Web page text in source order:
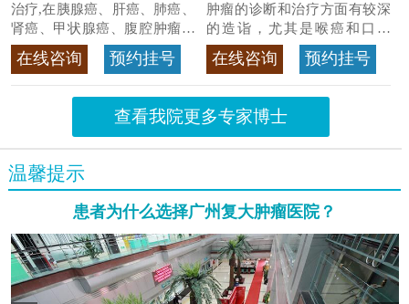
治疗,在胰腺癌、肝癌、肺癌、
肾癌、甲状腺癌、腹腔肿瘤等
>>查看专家详情
在线咨询 预约挂号
肿瘤的诊断和治疗方面有较深
的造诣，尤其是喉癌和口腔
癌，迄今仍是广东喉癌单病种
首席专家>>查看专家详情
在线咨询 预约挂号
查看我院更多专家博士
温馨提示
患者为什么选择广州复大肿瘤医院？